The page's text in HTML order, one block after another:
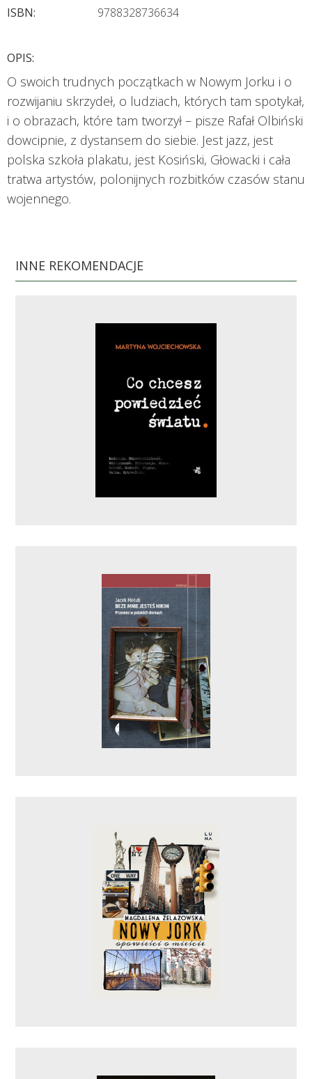
ISBN:
9788328736634
OPIS:
O swoich trudnych początkach w Nowym Jorku i o
rozwijaniu skrzydeł, o ludziach, których tam spotykał,
i o obrazach, które tam tworzył – pisze Rafał Olbiński
dowcipnie, z dystansem do siebie. Jest jazz, jest
polska szkoła plakatu, jest Kosiński, Głowacki i cała
tratwa artystów, polonijnych rozbitków czasów stanu
wojennego.
INNE REKOMENDACJE